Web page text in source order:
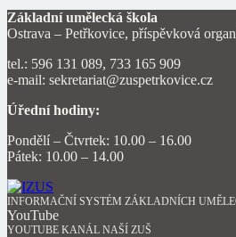
Základní umělecká škola
Ostrava – Petřkovice, příspěvková
tel.: 596 131 089, 733 165 909
e-mail: sekretariat@zuspetrkovice.cz
Úřední hodiny:
Pondělí – Čtvrtek: 10.00 – 16.00
Pátek: 10.00 – 14.00
INFORMAČNÍ SYSTÉM ZÁKLADNÍCH
YouTube
YOUTUBE KANÁL NAŠÍ ZUŠ